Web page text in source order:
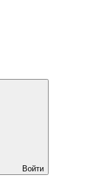
Войти